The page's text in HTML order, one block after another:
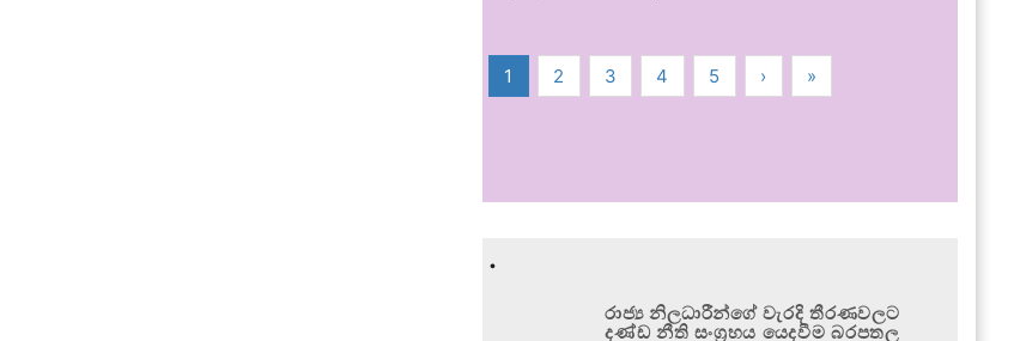
1 2 3 4 5 › »
.
රාජ්‍ය නිලධාරීන්ගේ වැරදි තීරණවලට
දණ්ඩ නීති සංග්‍රහය යෙදවීම බරපතල